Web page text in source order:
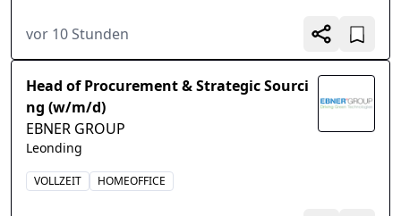
vor 10 Stunden
Head of Procurement & Strategic Sourci
ng (w/m/d)
EBNER GROUP
Leonding
VOLLZEIT HOMEOFFICE